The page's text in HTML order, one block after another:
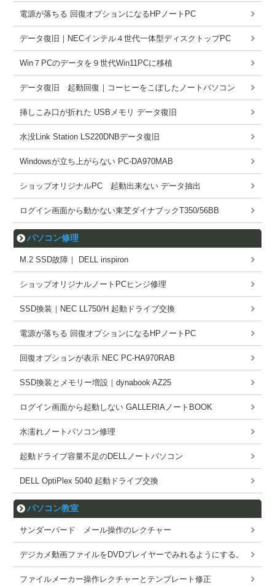
電源が落ちる 回復オプションになるHPノートPC
データ復旧｜NECインテル４世代一体型ディスクトップPC
Win７PCのデータを９世代Win11PCに移植
データ復旧 起動回復｜コーヒーをこぼしたノートパソコン
挿しこみ口が折れた USBメモリ データ復旧
水没Link Station LS220DNBデータ復旧
Windowsが立ち上がらない PC-DA970MAB
ショップオリジナルPC 起動出来ない データ抽出
ログイン画面から動かない東芝ダイナブックT350/56BB
パソコン修理
M.2 SSD故障｜ DELL inspiron
ショップオリジナルノートPCヒンジ修理
SSD換装｜NEC LL750/H 起動ドライブ交換
電源が落ちる 回復オプションになるHPノートPC
回復オプションが表示 NEC PC-HA970RAB
SSD換装とメモリー増設｜dynabook AZ25
ログイン画面から起動しない GALLERIAノートBOOK
水濡れノートパソコン修理
起動ドライブ容量不足のDELLノートパソコン
DELL OptiPlex 5040 起動ドライブ交換
パソコン教室
サンダーバード メール操作のレクチャー
デジカメ動画ファイルをDVDプレイヤーでみれるようにする。
ファイルメーカー操作レクチャーとテンプレート修正